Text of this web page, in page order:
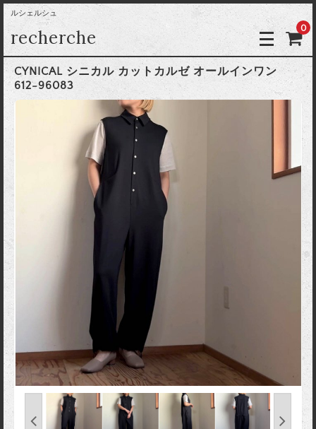
ルシェルシュ
recherche 0
CYNICAL シニカル カットカルゼ オールインワン
612-96083